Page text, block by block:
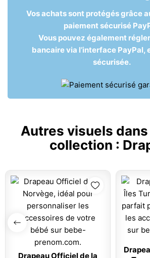
Vos achats sont protégés grâce
paiement sécurisé
Vous pouvez également
bancaire via l’interface PayPal,
sécurisée.
Autres visuels
collection :
Drapeau Officiel de la